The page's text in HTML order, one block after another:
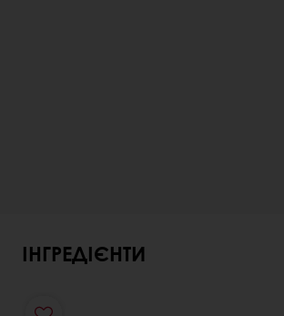
ІНГРЕДІЄНТИ